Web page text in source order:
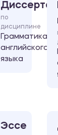
по
дисциплине
Грамматика
английского
языка
Эссе